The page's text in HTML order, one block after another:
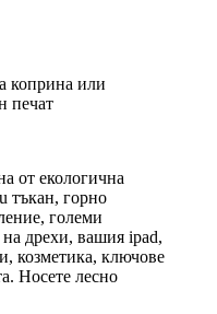
коприна или
печат
от екологична
тъкан, горно
големи
на дрехи, вашия ipad,
козметика, ключове
Носете лесно